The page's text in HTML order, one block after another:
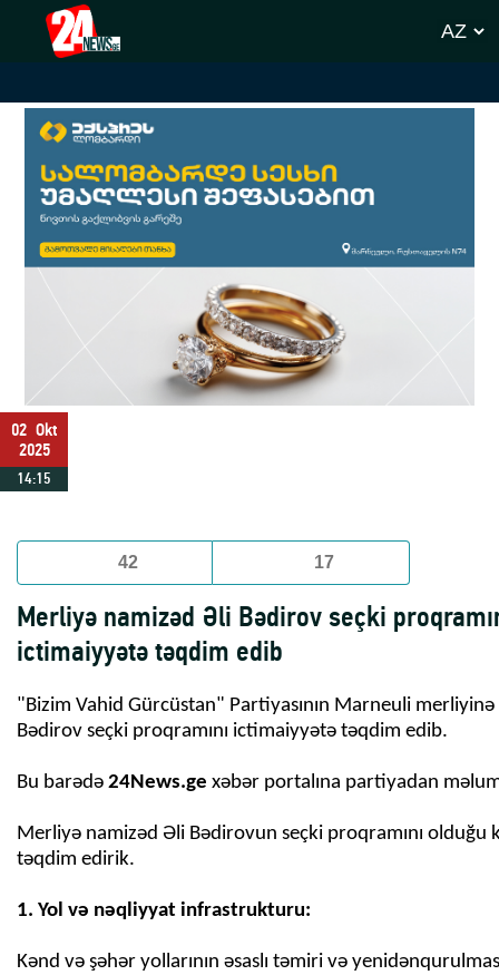
02 Okt
2025
14:15
42 17
Merliyə namizəd Əli Bədirov seçki
ictimaiyyətə təqdim edib
"Bizim Vahid Gürcüstan" Partiyasının Marneuli
Bədirov seçki proqramını ictimaiyyətə təqdim edib.
Bu barədə 24News.ge xəbər portalına partiyadan
Merliyə namizəd Əli Bədirovun seçki proqramını olduğu
təqdim edirik.
Kənd və şəhər yollarının əsaslı təmiri və